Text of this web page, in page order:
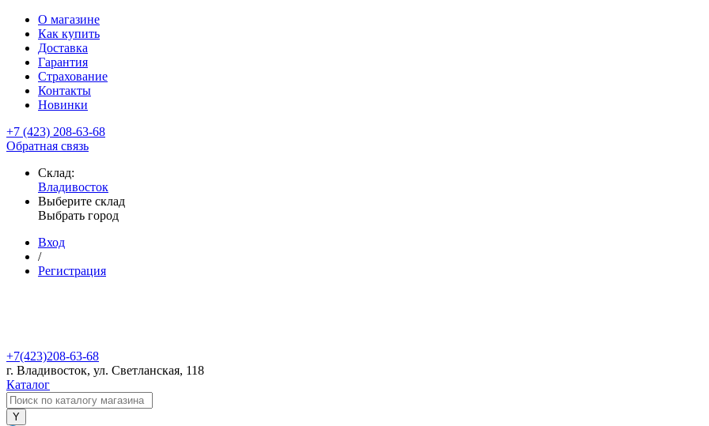
О магазине
Как купить
Доставка
Гарантия
Страхование
Контакты
Новинки
+7 (423) 208-63-68
Обратная связь
Склад:
Владивосток
Выберите склад
Выбрать город
Вход
/
Регистрация
+7(423)208-63-68
г. Владивосток, ул. Светланская, 118
Каталог